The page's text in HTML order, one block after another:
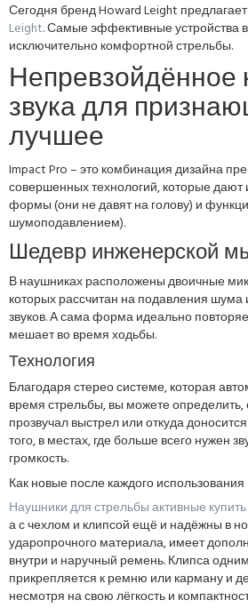
Сегодня бренд Howard Leight предлагает
Leight. Самые эффективные устройства
исключительно комфортной стрельбы.
Непревзойдённое
звука для
лучшее
Impact Pro – это комбинация дизайна
совершенных технологий, которые дают
формы (они не давят на голову) и
шумоподавлением).
Шедевр инженерской
В наушниках расположены двоичные
которых рассчитан на подавления
звуков. А сама форма идеально
мешает во время ходьбы.
Технология
Благодаря стерео системе, которая
время стрельбы, вы можете определить,
прозвучал выстрел или откуда
того, в местах, где больше всего нужен
громкость.
Как новые после каждого использования
Наушники для стрельбы активные купить
а с чехлом и клипсой ещё и надёжны в
ударопрочного материала, имеет
внутри и наручный ремень. Клипса
прикрепляется к ремню или карману и
несмотря на свою лёгкость и